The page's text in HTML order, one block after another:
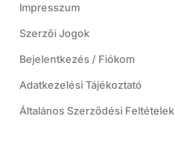
Impresszum
Szerzői Jogok
Bejelentkezés / Fiókom
Adatkezelési Tájékoztató
Általános Szerződési Feltételek